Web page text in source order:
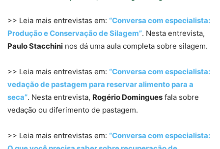
>> Leia mais entrevistas em: “Conversa com especialista:
Produção e Conservação de Silagem”. Nesta entrevista,
Paulo Stacchini nos dá uma aula completa sobre silagem.
>> Leia mais entrevistas em: “Conversa com especialista:
vedação de pastagem para reservar alimento para a
seca”. Nesta entrevista, Rogério Domingues fala sobre
vedação ou diferimento de pastagem.
>> Leia mais entrevistas em: “Conversa com especialista: